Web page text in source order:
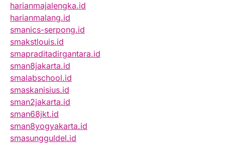
harianmajalengka.id
harianmalang.id
smanics-serpong.id
smakstlouis.id
smapraditadirgantara.id
sman8jakarta.id
smalabschool.id
smaskanisius.id
sman2jakarta.id
sman68jkt.id
sman8yogyakarta.id
smasungguldel.id